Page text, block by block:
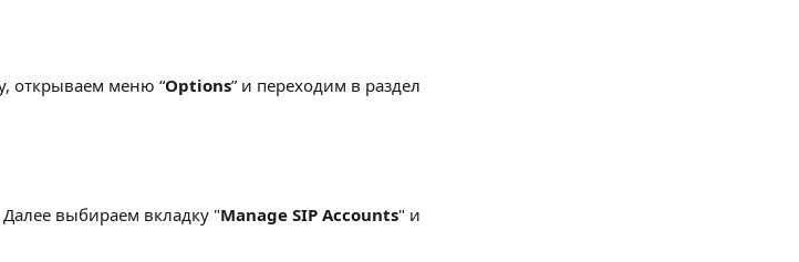
открываем меню “Options” и переходим в раздел
выбираем вкладку "Manage SIP Accounts" и